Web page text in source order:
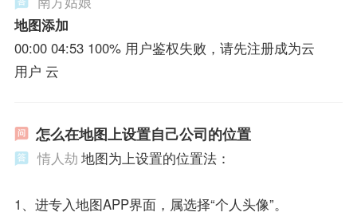
地图添加
00:00 04:53 100% 用户鉴权失败，请先注册成为云
用户 云
怎么在地图上设置自己公司的位置
情人劫 地图为上设置的位置法：
1、进专入地图APP界面，属选择“个人头像”。